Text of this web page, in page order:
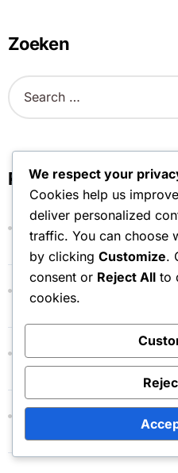
Zoeken
S
e
c
h
f
r
Recente berichten
Minecraft Cape Drop:
Retourproces,
Minecraft Cadeaukaart:
Store, Saldo controleren,
Minecraft Cape Drop:
vermijden,
Minecraft Evenement
Geschiktheidseisen,
We respect your
Cookies help us
deliver personalized
traffic. You can choose
by clicking Customize.
consent or Reject All to
cookies.